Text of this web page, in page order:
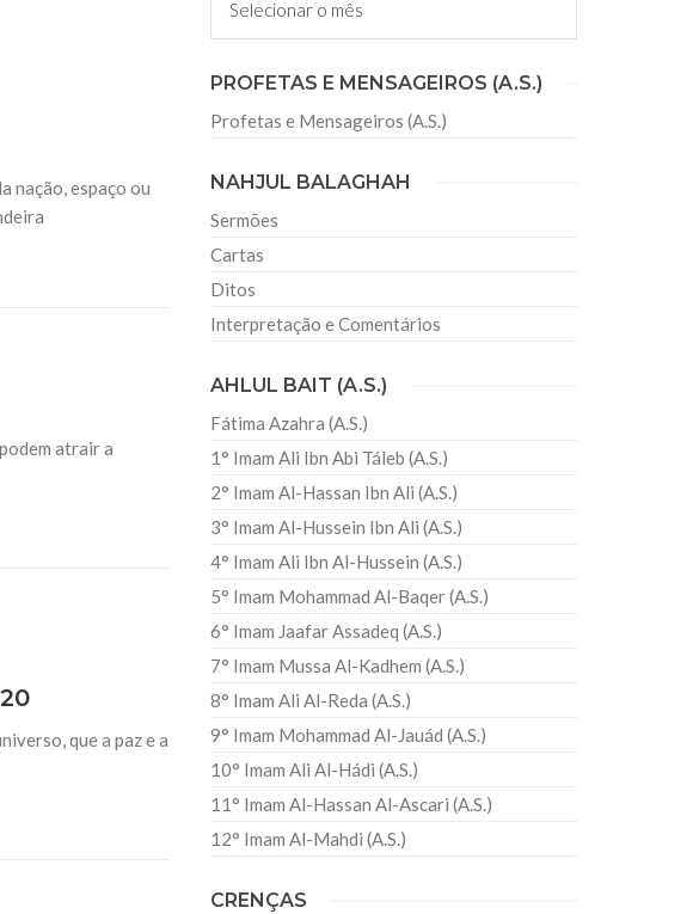
DE 2014
Exteriores da República Islâmica do Irã
quinta-feira, 03 de Abril, o Centro Islâmico no Brasil recebeu em sua
Paulo, o ex-ministro das Relações Exteriores da República Islâmica
nação, espaço ou
atrair a
que a paz e a
PROFETAS E MENSAGEIROS (A.S.)
Profetas e Mensageiros (A.S.)
NAHJUL BALAGHAH
Sermões
Cartas
Ditos
Interpretação e Comentários
AHLUL BAIT (A.S.)
Fátima Azahra (A.S.)
1° Imam Ali Ibn Abi Táleb (A.S.)
2° Imam Al-Hassan Ibn Ali (A.S.)
3° Imam Al-Hussein Ibn Ali (A.S.)
4° Imam Ali Ibn Al-Hussein (A.S.)
5° Imam Mohammad Al-Baqer (A.S.)
6° Imam Jaafar Assadeq (A.S.)
7° Imam Mussa Al-Kadhem (A.S.)
8° Imam Ali Al-Reda (A.S.)
9° Imam Mohammad Al-Jauád (A.S.)
10° Imam Ali Al-Hádi (A.S.)
11° Imam Al-Hassan Al-Ascari (A.S.)
12° Imam Al-Mahdi (A.S.)
CRENÇAS